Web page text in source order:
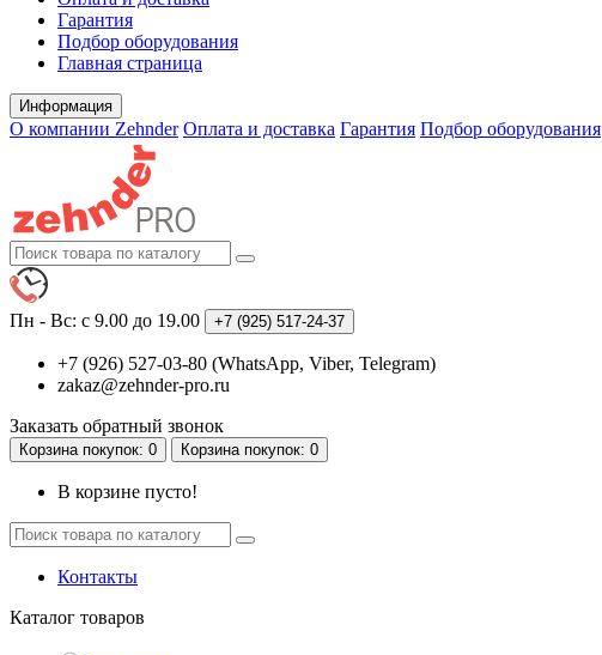
Гарантия
Подбор оборудования
Главная страница
Информация
О компании Zehnder Оплата и доставка Гарантия Подбор оборудования
Пн - Вс: с 9.00 до 19.00 +7 (925) 517-24-37
+7 (926) 527-03-80 (WhatsApp, Viber, Telegram)
zakaz@zehnder-pro.ru
Заказать обратный звонок
Корзинапокупок: 0 Корзинапокупок: 0
В корзине пусто!
Контакты
Каталог товаров